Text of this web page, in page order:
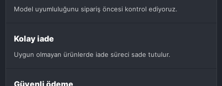
Model uyumluluğunu sipariş öncesi kontrol ediyoruz.
Kolay iade
Uygun olmayan ürünlerde iade süreci sade tutulur.